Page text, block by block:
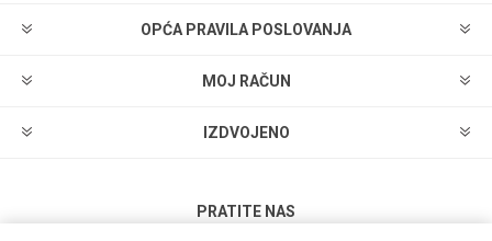
OPĆA PRAVILA POSLOVANJA
MOJ RAČUN
IZDVOJENO
PRATITE NAS